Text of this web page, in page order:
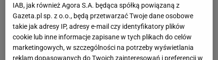
IAB, jak również Agora S.A. będąca spółką powiązaną z
Gazeta.pl sp. z o.o., będą przetwarzać Twoje dane osobowe
takie jak adresy IP, adresy e-mail czy identyfikatory plików
cookie lub inne informacje zapisane w tych plikach do celów
marketingowych, w szczególności na potrzeby wyświetlania
reklam dopasowanych do Twoich zainteresowań i preferencji w